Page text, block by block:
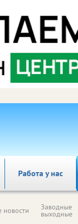
Работа у нас
новости Заводные
выходные